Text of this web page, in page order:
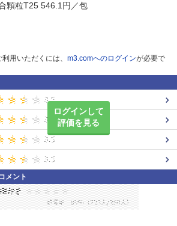
顆粒T25 546.1円／包
用いただくには、 m3.comへのログインが必要で
ログインして
評価を見る
メント